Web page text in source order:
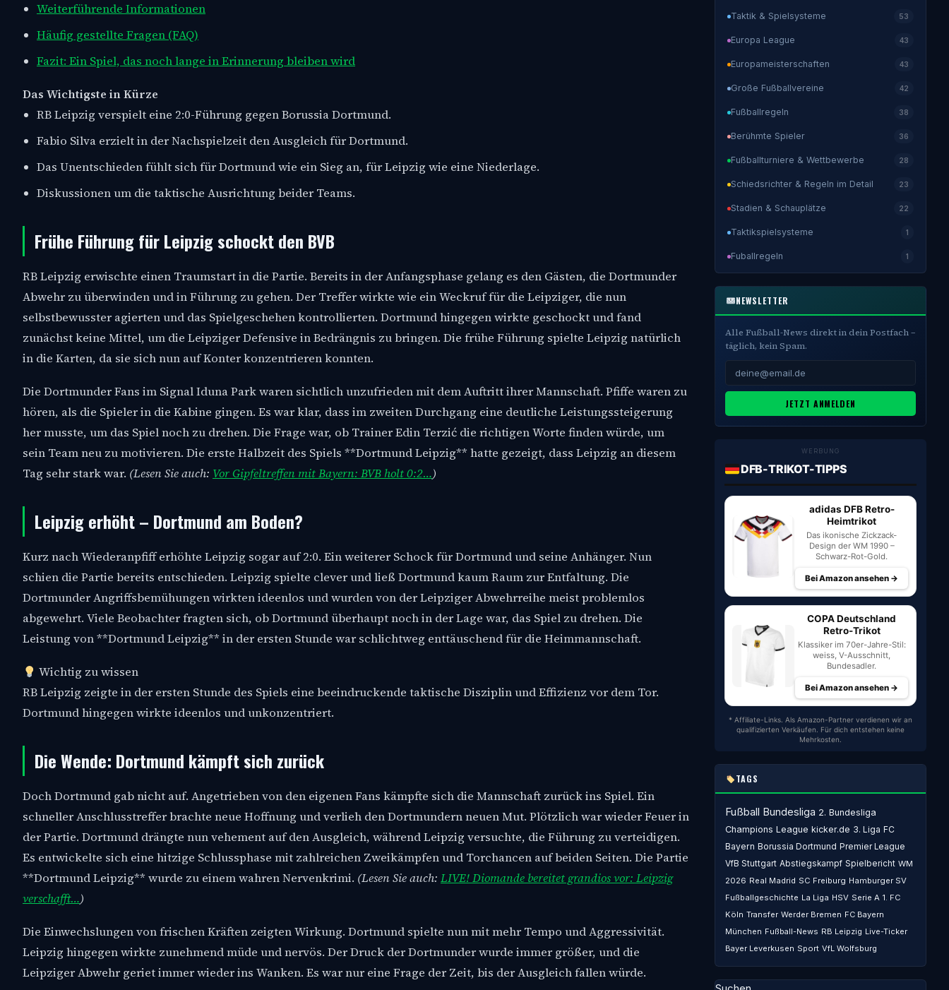
Weiterführende Informationen
Häufig gestellte Fragen (FAQ)
Fazit: Ein Spiel, das noch lange in Erinnerung bleiben wird
Das Wichtigste in Kürze
RB Leipzig verspielt eine 2:0-Führung gegen Borussia Dortmund.
Fabio Silva erzielt in der Nachspielzeit den Ausgleich für Dortmund.
Das Unentschieden fühlt sich für Dortmund wie ein Sieg an, für Leipzig wie eine Niederlage.
Diskussionen um die taktische Ausrichtung beider Teams.
Frühe Führung für Leipzig schockt den BVB
RB Leipzig erwischte einen Traumstart in die Partie. Bereits in der Anfangsphase gelang es den Gästen, die Dortmunder
Abwehr zu überwinden und in Führung zu gehen. Der Treffer wirkte wie ein Weckruf für die Leipziger, die nun
selbstbewusster agierten und das Spielgeschehen kontrollierten. Dortmund hingegen wirkte geschockt und fand
zunächst keine Mittel, um die Leipziger Defensive in Bedrängnis zu bringen. Die frühe Führung spielte Leipzig natürlich
in die Karten, da sie sich nun auf Konter konzentrieren konnten.
Die Dortmunder Fans im Signal Iduna Park waren sichtlich unzufrieden mit dem Auftritt ihrer Mannschaft. Pfiffe waren zu
hören, als die Spieler in die Kabine gingen. Es war klar, dass im zweiten Durchgang eine deutliche Leistungssteigerung
her musste, um das Spiel noch zu drehen. Die Frage war, ob Trainer Edin Terzić die richtigen Worte finden würde, um
sein Team neu zu motivieren. Die erste Halbzeit des Spiels **Dortmund Leipzig** hatte gezeigt, dass Leipzig an diesem
Tag sehr stark war. (Lesen Sie auch: Vor Gipfeltreffen mit Bayern: BVB holt 0:2…)
Leipzig erhöht – Dortmund am Boden?
Kurz nach Wiederanpfiff erhöhte Leipzig sogar auf 2:0. Ein weiterer Schock für Dortmund und seine Anhänger. Nun
schien die Partie bereits entschieden. Leipzig spielte clever und ließ Dortmund kaum Raum zur Entfaltung. Die
Dortmunder Angriffsbemühungen wirkten ideenlos und wurden von der Leipziger Abwehrreihe meist problemlos
abgewehrt. Viele Beobachter fragten sich, ob Dortmund überhaupt noch in der Lage war, das Spiel zu drehen. Die
Leistung von **Dortmund Leipzig** in der ersten Stunde war schlichtweg enttäuschend für die Heimmannschaft.
Wichtig zu wissen
RB Leipzig zeigte in der ersten Stunde des Spiels eine beeindruckende taktische Disziplin und Effizienz vor dem Tor.
Dortmund hingegen wirkte ideenlos und unkonzentriert.
Die Wende: Dortmund kämpft sich zurück
Doch Dortmund gab nicht auf. Angetrieben von den eigenen Fans kämpfte sich die Mannschaft zurück ins Spiel. Ein
schneller Anschlusstreffer brachte neue Hoffnung und verlieh den Dortmundern neuen Mut. Plötzlich war wieder Feuer in
der Partie. Dortmund drängte nun vehement auf den Ausgleich, während Leipzig versuchte, die Führung zu verteidigen.
Es entwickelte sich eine hitzige Schlussphase mit zahlreichen Zweikämpfen und Torchancen auf beiden Seiten. Die Partie
**Dortmund Leipzig** wurde zu einem wahren Nervenkrimi. (Lesen Sie auch: LIVE! Diomande bereitet grandios vor: Leipzig
verschafft…)
Die Einwechslungen von frischen Kräften zeigten Wirkung. Dortmund spielte nun mit mehr Tempo und Aggressivität.
Leipzig hingegen wirkte zunehmend müde und nervös. Der Druck der Dortmunder wurde immer größer, und die
Leipziger Abwehr geriet immer wieder ins Wanken. Es war nur eine Frage der Zeit, bis der Ausgleich fallen würde.
Taktik & Spielsysteme 53
Europa League 43
Europameisterschaften 43
Große Fußballvereine 42
Fußballregeln 38
Berühmte Spieler 36
Fußballturniere & Wettbewerbe 28
Schiedsrichter & Regeln im Detail 23
Stadien & Schauplätze 22
Taktikspielsysteme 1
Fuballregeln 1
NEWSLETTER
Alle Fußball-News direkt in dein Postfach –
täglich, kein Spam.
JETZT ANMELDEN
WERBUNG
DFB-TRIKOT-TIPPS
adidas DFB Retro-
Heimtrikot
Das ikonische Zickzack-
Design der WM 1990 –
Schwarz-Rot-Gold.
Bei Amazon ansehen →
COPA Deutschland
Retro-Trikot
Klassiker im 70er-Jahre-Stil:
weiss, V-Ausschnitt,
Bundesadler.
Bei Amazon ansehen →
* Affiliate-Links. Als Amazon-Partner verdienen wir an
qualifizierten Verkäufen. Für dich entstehen keine
Mehrkosten.
TAGS
Fußball Bundesliga 2. Bundesliga
Champions League kicker.de 3. Liga FC
Bayern Borussia Dortmund Premier League
VfB Stuttgart Abstiegskampf Spielbericht WM
2026 Real Madrid SC Freiburg Hamburger SV
Fußballgeschichte La Liga HSV Serie A 1. FC
Köln Transfer Werder Bremen FC Bayern
München Fußball-News RB Leipzig Live-Ticker
Bayer Leverkusen Sport VfL Wolfsburg